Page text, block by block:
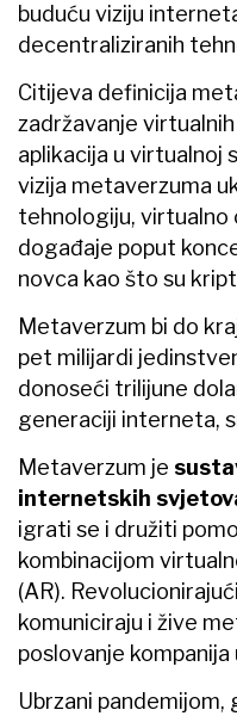
buduću viziju
decentraliziranih
Citijeva definicija
zadržavanje
aplikacija u virtualnoj
vizija metaverzuma
tehnologiju, virtualno
događaje poput
novca kao što su
Metaverzum bi do
pet milijardi
donoseći trilijune
generaciji interneta,
Metaverzum je
internetskih
igrati se i družiti
kombinacijom
(AR).
komuniciraju i žive
poslovanje
Ubrzani